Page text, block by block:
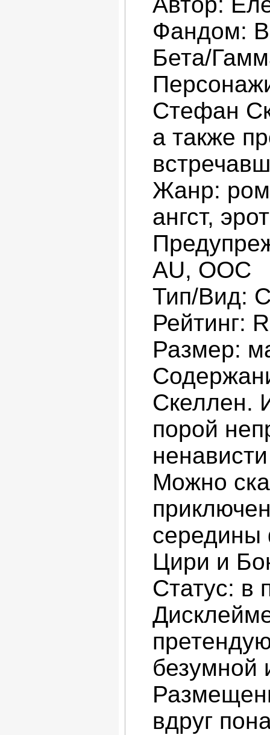
Фандом:
Бета/
Стефан
а также
Жанр:
ангст,
AU, ООС
Тип/Вид:
Рейтинг: R
Размер:
Скеллен.
порой
Можно
середины
Цири и
Статус: в
безумной
вдруг